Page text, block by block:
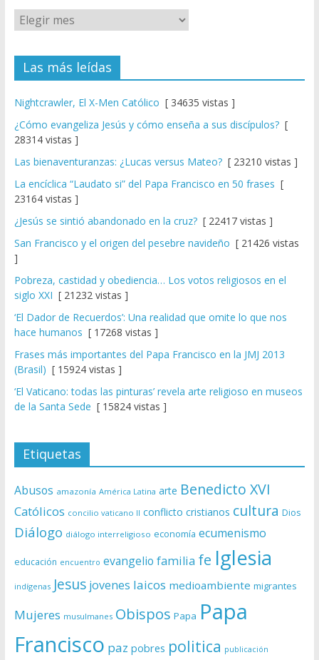
Las más leídas
Nightcrawler, El X-Men Católico [ 34635 vistas ]
¿Cómo evangeliza Jesús y cómo enseña a sus discípulos?[
28314 vistas ]
Las bienaventuranzas: ¿Lucas versus Mateo?[ 23210 vistas ]
La encíclica “Laudato si” del Papa Francisco en 50 frases [
23164 vistas ]
¿Jesús se sintió abandonado en la cruz?[ 22417 vistas ]
San Francisco y el origen del pesebre navideño [ 21426 vistas
]
Pobreza, castidad y obediencia… Los votos religiosos en el
siglo XXI [ 21232 vistas ]
‘El Dador de Recuerdos’: Una realidad que omite lo que nos
hace humanos [ 17268 vistas ]
Frases más importantes del Papa Francisco en la JMJ 2013
(Brasil) [ 15924 vistas ]
‘El Vaticano: todas las pinturas’ revela arte religioso en museos
de la Santa Sede [ 15824 vistas ]
Etiquetas
Abusos amazonía América Latina arte Benedicto XVI
Católicos concilio vaticano II conflicto cristianos cultura Dios
Diálogo diálogo interreligioso economía ecumenismo
educación encuentro evangelio familia fe Iglesia
indígenas Jesus jovenes laicos medioambiente migrantes
Mujeres musulmanes Obispos Papa Papa
Francisco paz pobres politica publicación